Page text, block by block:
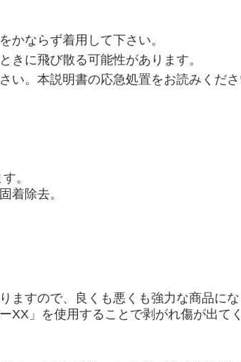
かならず着用して下さい。
きに飛び散る可能性があります。
。本説明書の応急処置をお読みくださ
。
着除去。
すので、良くも悪くも強力な商品にな
XX」を使用することで剥がれ傷が出て